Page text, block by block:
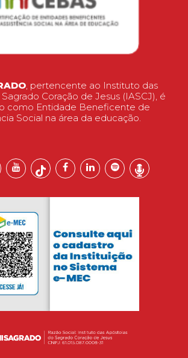
, pertencente ao Instituto das
Coração de Jesus (IASCJ), é
como Entidade Beneficente de
Social na área da educação.